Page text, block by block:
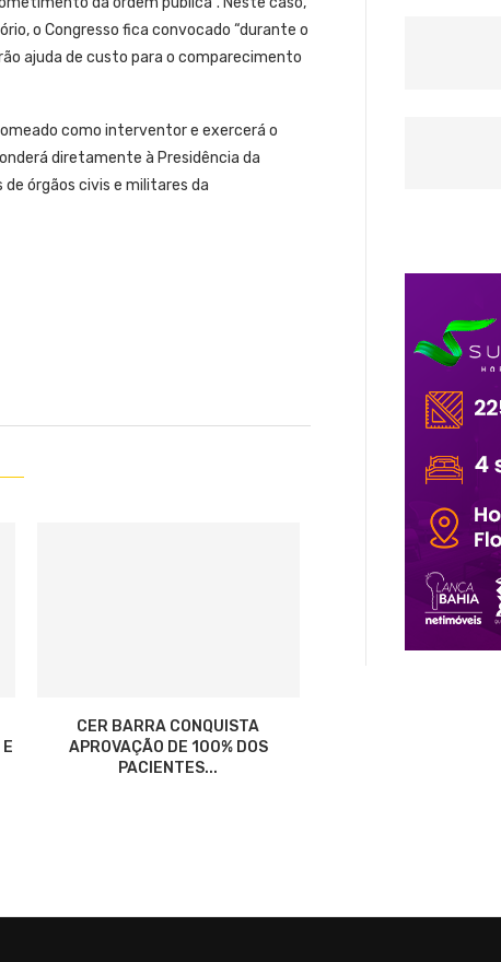
o Congresso fica convocado “durante o
ajuda de custo para o comparecimento
como interventor e exercerá o
diretamente à Presidência da
órgãos civis e militares da
CER BARRA CONQUISTA
APROVAÇÃO DE 100% DOS
PACIENTES...